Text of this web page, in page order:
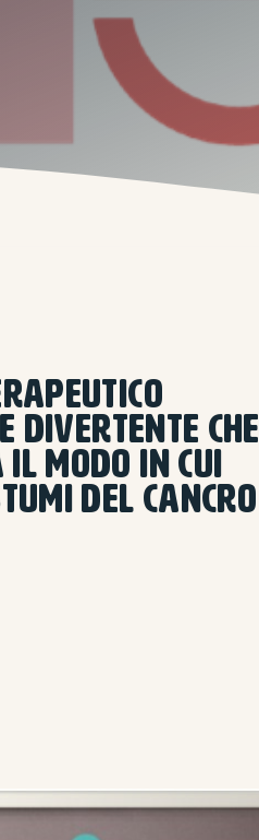
DIVERTENTE CHE
MODO IN CUI
DEL CANCRO